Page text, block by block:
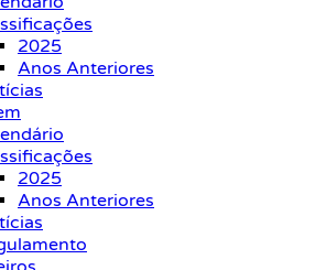
2025
Anos Anteriores
2025
Anos Anteriores